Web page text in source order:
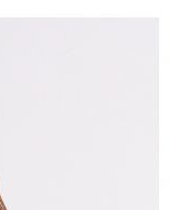
結算日後寄送繳費提
大直營門市／銀行轉
本公司）所提供，讓
商店將買賣／分期付款
交帳款。
至「AFTEE先享後付」
。
結，可透過四大超商／
完成。
需要取消訂單，請聯絡
效，需透過AFTEE先享